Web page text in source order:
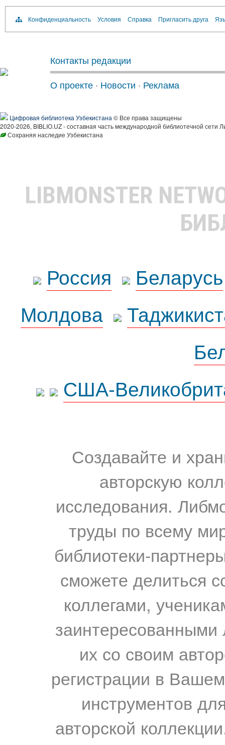
Конфиденциальность Условия Справка Пригласить друга
Контакты редакции
О проекте · Новости · Реклама
Цифровая библиотека Узбекистана © Все права защищены
2020-2026, BIBLIO.UZ - составная часть международной библиотечной сети
Сохраняя наследие Узбекистана
LIBMONSTER
Россия
Беларусь
Молдова
США-
Создавайте и
авторскую
исследования.
труды по всему
библиотеки-
сможете делиться
коллегами,
их со своим
регистрации в
инструментов
авторской